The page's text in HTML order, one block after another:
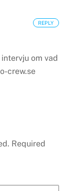
om vad
crew.se
REPLY
Required